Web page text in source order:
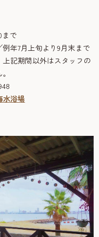
まで
年7月上旬より9月末まで
記期間以外はスタッフの
水浴場